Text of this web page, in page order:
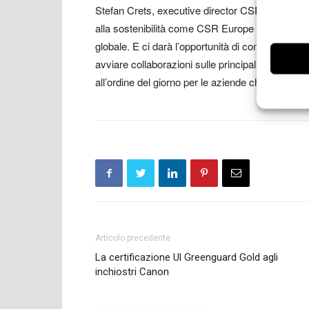
Stefan Crets, executive director CSR Europe:
alla sostenibilità come CSR Europe dimostra
globale. E ci darà l’opportunità di continuare a
avviare collaborazioni sulle principali aree
all’ordine del giorno per le aziende che fanno
Articolo precedente
La certificazione Ul Greenguard Gold agli
inchiostri Canon